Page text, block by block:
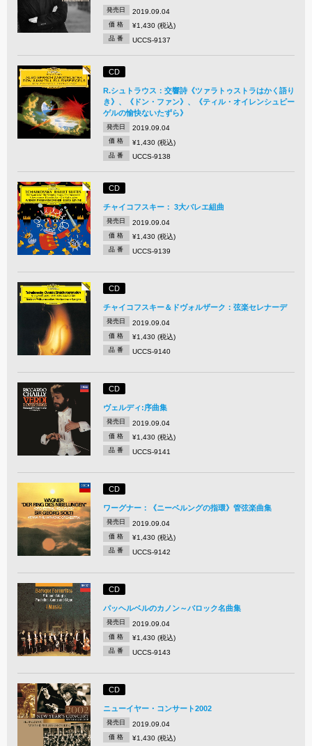
発売日 2019.09.04
価 格 ¥1,430 (税込)
品 番 UCCS-9137
CD
R.シュトラウス：交響詩《ツァラトゥストラはかく語り
き》、《ドン・ファン》、《ティル・オイレンシュピー
ゲルの愉快ないたずら》
発売日 2019.09.04
価 格 ¥1,430 (税込)
品 番 UCCS-9138
CD
チャイコフスキー： 3大バレエ組曲
発売日 2019.09.04
価 格 ¥1,430 (税込)
品 番 UCCS-9139
CD
チャイコフスキー＆ドヴォルザーク：弦楽セレナーデ
発売日 2019.09.04
価 格 ¥1,430 (税込)
品 番 UCCS-9140
CD
ヴェルディ:序曲集
発売日 2019.09.04
価 格 ¥1,430 (税込)
品 番 UCCS-9141
CD
ワーグナー：《ニーベルングの指環》管弦楽曲集
発売日 2019.09.04
価 格 ¥1,430 (税込)
品 番 UCCS-9142
CD
パッヘルベルのカノン～バロック名曲集
発売日 2019.09.04
価 格 ¥1,430 (税込)
品 番 UCCS-9143
CD
ニューイヤー・コンサート2002
発売日 2019.09.04
価 格 ¥1,430 (税込)